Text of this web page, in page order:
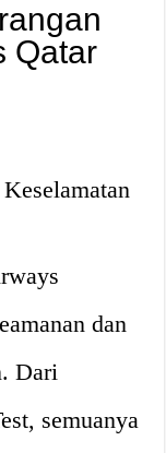
Qatar
dan
Dari
semuanya